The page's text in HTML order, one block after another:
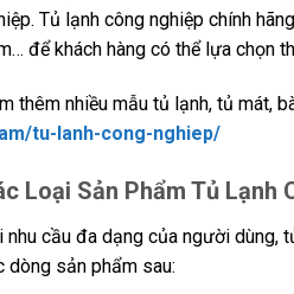
Tủ lạnh công nghiệp chính
để khách hàng có thể lựa chọn
thêm nhiều mẫu tủ lạnh, tủ mát,
tu-lanh-cong-nghiep/
Loại Sản Phẩm Tủ Lạnh
nhu cầu đa dạng của người dùng,
dòng sản phẩm sau: